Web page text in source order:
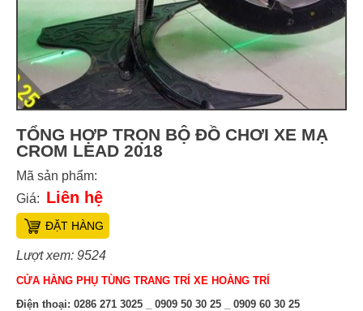
TỔNG HỢP TRỌN BỘ ĐỒ CHƠI XE MẠ
CROM LEAD 2018
Mã sản phẩm:
Giá: Liên hệ
ĐẶT HÀNG
Lượt xem: 9524
CỬA HÀNG PHỤ TÙNG TRANG TRÍ XE HOÀNG TRÍ
Điện thoại: 0286 271 3025 _ 0909 50 30 25 _ 0909 60 30 25